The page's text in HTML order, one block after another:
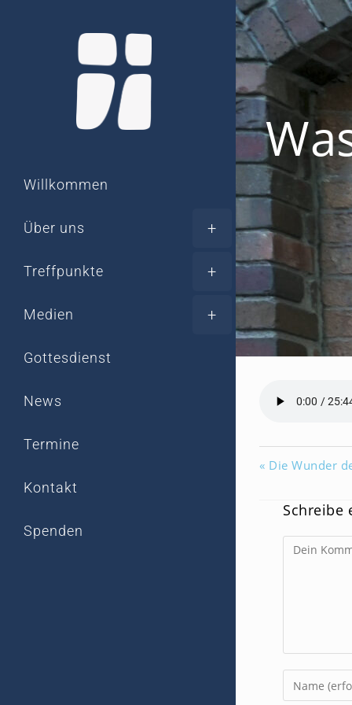
Zum
Inhalt
springen
Willkommen
Über uns
Treffpunkte
Medien
Gottesdienst
News
Termine
Kontakt
Spenden
« Die Wunder
Schreibe
Kommentar
Gib
deinen